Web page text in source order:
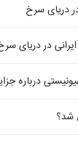
دریای سرخ
در دریای
درباره
شد؟